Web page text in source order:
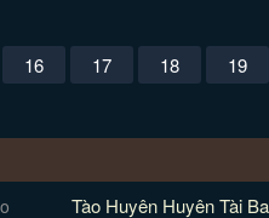
16 17 18 19
Tào Huyên Huyên Tài Ba